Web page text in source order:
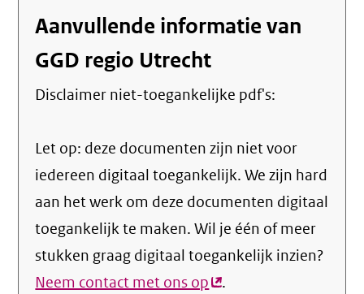
Aanvullende informatie van
GGD regio Utrecht
Disclaimer niet-toegankelijke pdf's:
Let op: deze documenten zijn niet voor
iedereen digitaal toegankelijk. We zijn hard
aan het werk om deze documenten digitaal
toegankelijk te maken. Wil je één of meer
stukken graag digitaal toegankelijk inzien?
Neem contact met ons op(externe
.